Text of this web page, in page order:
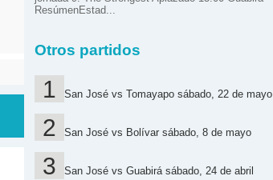
ResúmenEstad...
Otros partidos
San José vs Tomayapo sábado, 22 de mayo
San José vs Bolívar sábado, 8 de mayo
San José vs Guabirá sábado, 24 de abril